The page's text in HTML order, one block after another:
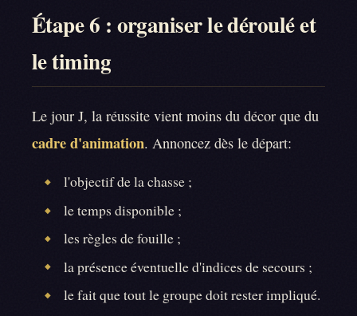
Étape 6 : organiser le déroulé et
le timing
Le jour J, la réussite vient moins du décor que du
cadre d'animation. Annoncez dès le départ:
◆ l'objectif de la chasse ;
◆ le temps disponible ;
◆ les règles de fouille ;
◆ la présence éventuelle d'indices de secours ;
◆ le fait que tout le groupe doit rester impliqué.